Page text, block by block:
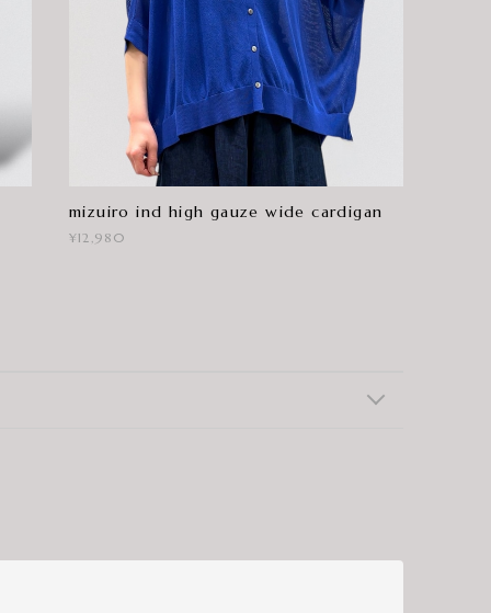
mizuiro ind high gauze wide cardigan
¥12,980